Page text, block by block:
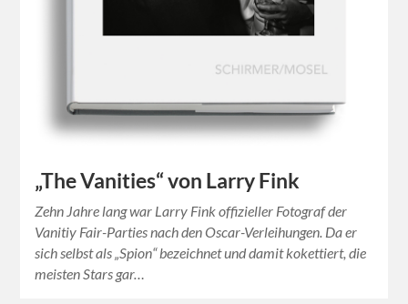
„The Vanities“ von Larry Fink
Zehn Jahre lang war Larry Fink offizieller Fotograf der
Vanitiy Fair-Parties nach den Oscar-Verleihungen. Da er
sich selbst als „Spion“ bezeichnet und damit kokettiert, die
meisten Stars gar…